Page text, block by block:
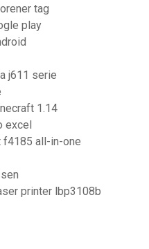
tag
play
j611 serie
1.14
excel
f4185 all-in-one
printer lbp3108b